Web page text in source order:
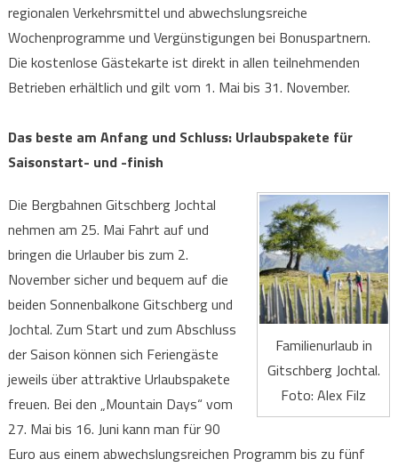
regionalen Verkehrsmittel und abwechslungsreiche
Wochenprogramme und Vergünstigungen bei Bonuspartnern.
Die kostenlose Gästekarte ist direkt in allen teilnehmenden
Betrieben erhältlich und gilt vom 1. Mai bis 31. November.
Das beste am Anfang und Schluss: Urlaubspakete für
Saisonstart- und -finish
Familienurlaub in
Gitschberg Jochtal.
Foto: Alex Filz
Die Bergbahnen Gitschberg Jochtal
nehmen am 25. Mai Fahrt auf und
bringen die Urlauber bis zum 2.
November sicher und bequem auf die
beiden Sonnenbalkone Gitschberg und
Jochtal. Zum Start und zum Abschluss
der Saison können sich Feriengäste
jeweils über attraktive Urlaubspakete
freuen. Bei den „Mountain Days“ vom
27. Mai bis 16. Juni kann man für 90
Euro aus einem abwechslungsreichen Programm bis zu fünf